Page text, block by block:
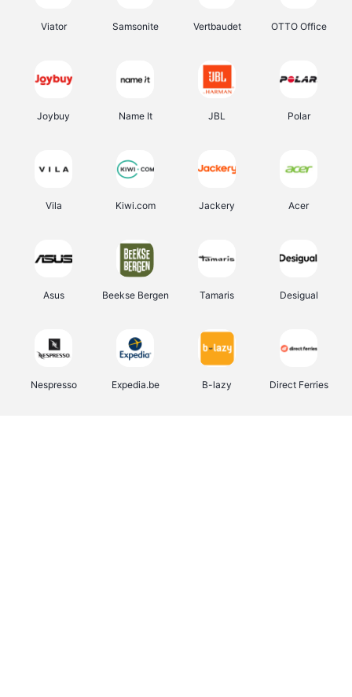
Viator Samsonite Vertbaudet OTTO Office
Joybuy Name It JBL Polar
Vila Kiwi.com Jackery Acer
Asus Beekse Bergen Tamaris Desigual
Nespresso Expedia.be B-lazy Direct Ferries